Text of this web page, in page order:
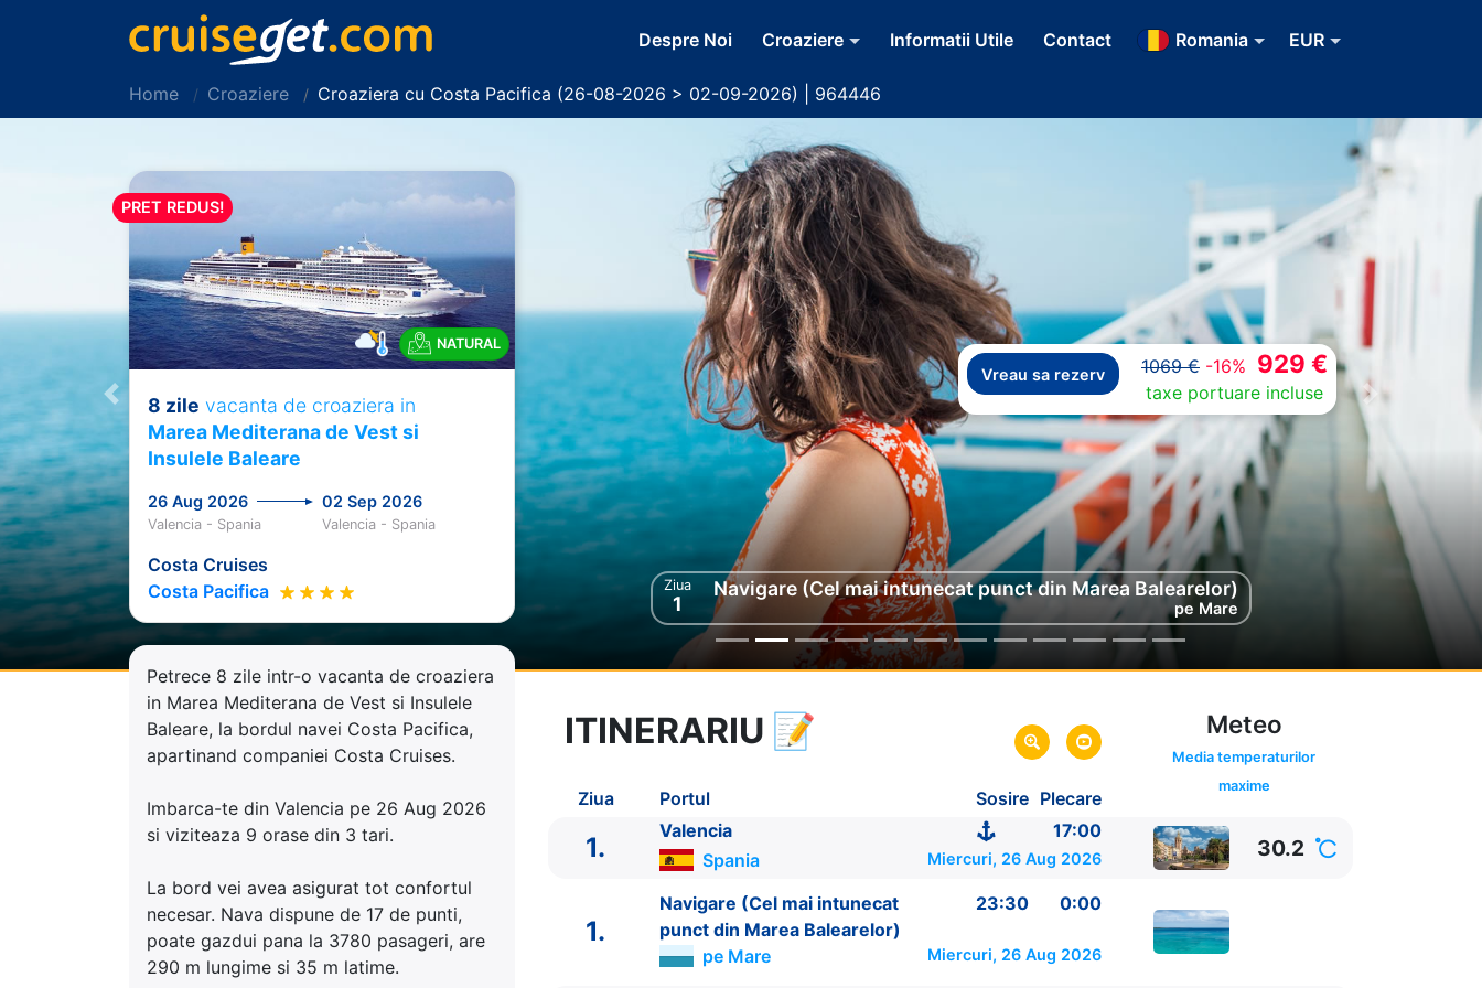
Despre Noi Croaziere Informatii Utile Contact Romania EUR
Home Croaziere Croaziera cu Costa Pacifica (26-08-2026 > 02-09-2026) | 964446
Vreau sa rezerv 1069 € -16% 929 €
taxe portuare incluse
Ziua
1
Navigare (Cel mai intunecat punct din Marea Balearelor)
pe Mare
Ziua
2
Navigare (Cel mai intunecat punct din Marea Balearelor)
pe Mare
Previous Next
PRET REDUS!
NATURAL
8 zile vacanta de croaziera in
Marea Mediterana de Vest si
Insulele Baleare
26 Aug 2026 02 Sep 2026
Valencia - Spania Valencia - Spania
Costa Cruises
Costa Pacifica
Petrece 8 zile intr-o vacanta de croaziera
in Marea Mediterana de Vest si Insulele
Baleare, la bordul navei Costa Pacifica,
apartinand companiei Costa Cruises.
Imbarca-te din Valencia pe 26 Aug 2026
si viziteaza 9 orase din 3 tari.
La bord vei avea asigurat tot confortul
necesar. Nava dispune de 17 de punti,
poate gazdui pana la 3780 pasageri, are
290 m lungime si 35 m latime.
8 zile vacanta de croaziera in
Marea Mediterana de Vest si Insulele Baleare -
link oferta
Plecare pe 26 Aug 2026
02 Sep 2026
Costa Pacifica★★★★
ITINERARIU 📝
Ziua Portul Sosire Plecare
Meteo
Media temperaturilor
maxime
1.
Valencia
17:00
Spania
Miercuri, 26 Aug 2026 30.2
1.
Navigare (Cel mai intunecat
punct din Marea Balearelor)
23:30 0:00
pe Mare Miercuri, 26 Aug 2026